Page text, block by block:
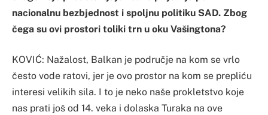
nacionalnu bezbjednost i spoljnu politiku SAD. Zbog
čega su ovi prostori toliki trn u oku Vašingtona?
KOVIĆ: Nažalost, Balkan je područje na kom se vrlo
često vode ratovi, jer je ovo prostor na kom se prepliću
interesi velikih sila. I to je neko naše prokletstvo koje
nas prati još od 14. veka i dolaska Turaka na ove